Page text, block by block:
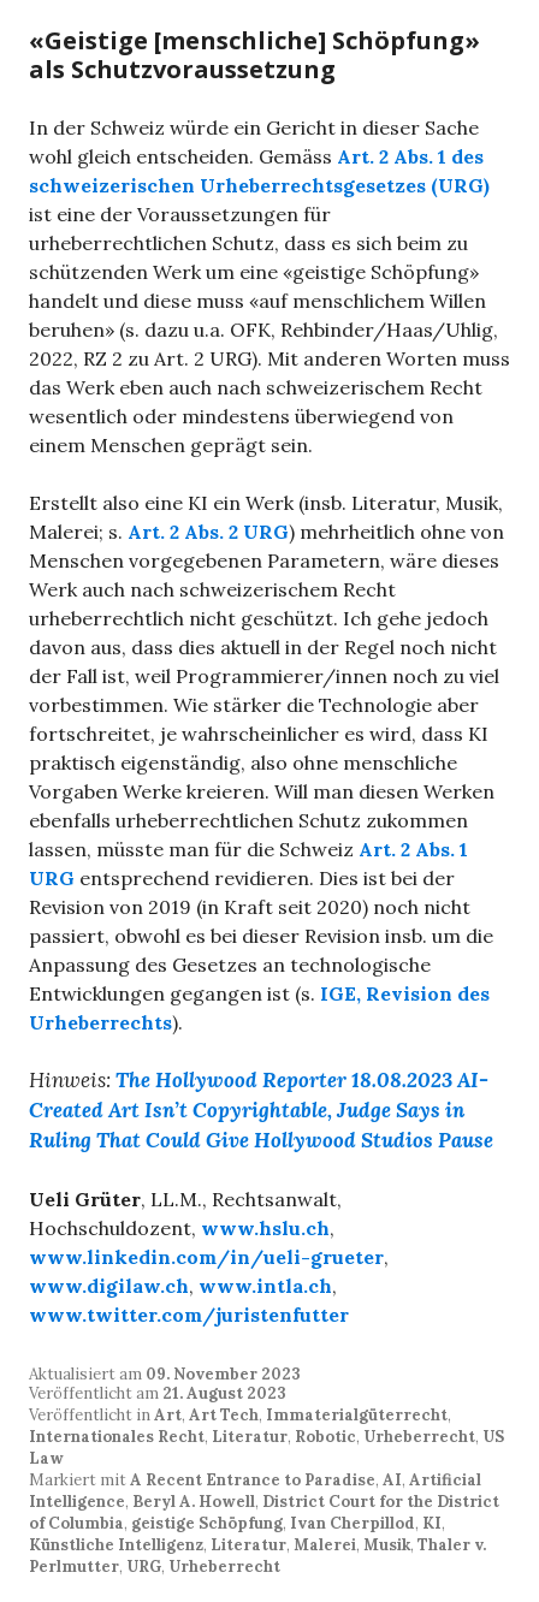
«Geistige [menschliche] Schöpfung»
als Schutzvoraussetzung
In der Schweiz würde ein Gericht in dieser Sache
wohl gleich entscheiden. Gemäss Art. 2 Abs. 1 des
schweizerischen Urheberrechtsgesetzes (URG)
ist eine der Voraussetzungen für
urheberrechtlichen Schutz, dass es sich beim zu
schützenden Werk um eine «geistige Schöpfung»
handelt und diese muss «auf menschlichem Willen
beruhen» (s. dazu u.a. OFK, Rehbinder/Haas/Uhlig,
2022, RZ 2 zu Art. 2 URG). Mit anderen Worten muss
das Werk eben auch nach schweizerischem Recht
wesentlich oder mindestens überwiegend von
einem Menschen geprägt sein.
Erstellt also eine KI ein Werk (insb. Literatur, Musik,
Malerei; s. Art. 2 Abs. 2 URG) mehrheitlich ohne von
Menschen vorgegebenen Parametern, wäre dieses
Werk auch nach schweizerischem Recht
urheberrechtlich nicht geschützt. Ich gehe jedoch
davon aus, dass dies aktuell in der Regel noch nicht
der Fall ist, weil Programmierer/innen noch zu viel
vorbestimmen. Wie stärker die Technologie aber
fortschreitet, je wahrscheinlicher es wird, dass KI
praktisch eigenständig, also ohne menschliche
Vorgaben Werke kreieren. Will man diesen Werken
ebenfalls urheberrechtlichen Schutz zukommen
lassen, müsste man für die Schweiz Art. 2 Abs. 1
URG entsprechend revidieren. Dies ist bei der
Revision von 2019 (in Kraft seit 2020) noch nicht
passiert, obwohl es bei dieser Revision insb. um die
Anpassung des Gesetzes an technologische
Entwicklungen gegangen ist (s. IGE, Revision des
Urheberrechts).
Hinweis: The Hollywood Reporter 18.08.2023 AI-
Created Art Isn’t Copyrightable, Judge Says in
Ruling That Could Give Hollywood Studios Pause
Ueli Grüter, LL.M., Rechtsanwalt,
Hochschuldozent, www.hslu.ch,
www.linkedin.com/in/ueli-grueter,
www.digilaw.ch, www.intla.ch,
www.twitter.com/juristenfutter
Aktualisiert am 09. November 2023
Veröffentlicht am 21. August 2023
Veröffentlicht inArt, Art Tech, Immaterialgüterrecht,
Internationales Recht, Literatur, Robotic, Urheberrecht, US
Law
Markiert mitA Recent Entrance to Paradise, AI, Artificial
Intelligence, Beryl A. Howell, District Court for the District
of Columbia, geistige Schöpfung, Ivan Cherpillod, KI,
Künstliche Intelligenz, Literatur, Malerei, Musik, Thaler v.
Perlmutter, URG, Urheberrecht